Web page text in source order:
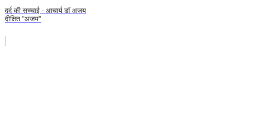
दर्द की सच्चाई - आचार्य डॉ अजय
दीक्षित "अजय"